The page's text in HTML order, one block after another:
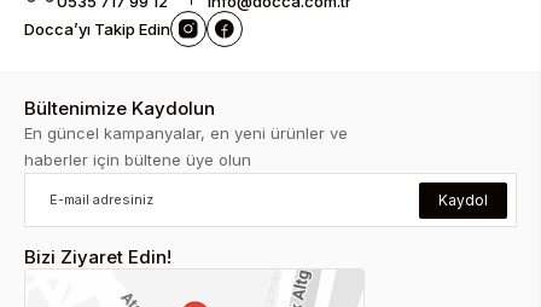
Docca’yı Takip Edin
Bültenimize Kaydolun
En güncel kampanyalar, en yeni ürünler ve
haberler için bültene üye olun
Kaydol
Bizi Ziyaret Edin!